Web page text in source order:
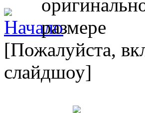
[Пожалуйста,
слайдшоу]